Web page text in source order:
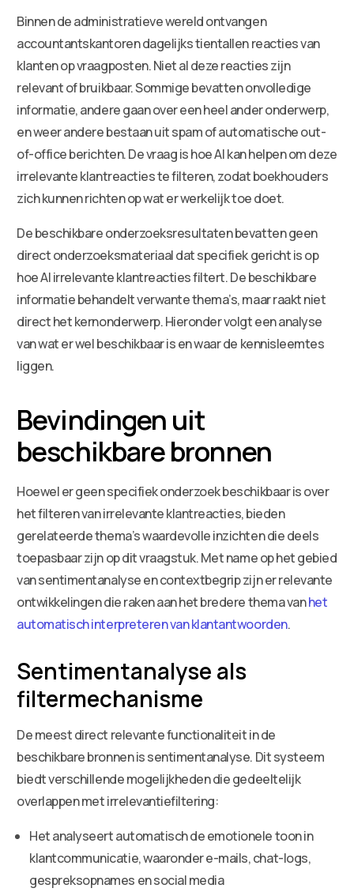
Binnen de administratieve wereld ontvangen
accountantskantoren dagelijks tientallen reacties van
klanten op vraagposten. Niet al deze reacties zijn
relevant of bruikbaar. Sommige bevatten onvolledige
informatie, andere gaan over een heel ander onderwerp,
en weer andere bestaan uit spam of automatische out-
of-office berichten. De vraag is hoe AI kan helpen om deze
irrelevante klantreacties te filteren, zodat boekhouders
zich kunnen richten op wat er werkelijk toe doet.
De beschikbare onderzoeksresultaten bevatten geen
direct onderzoeksmateriaal dat specifiek gericht is op
hoe AI irrelevante klantreacties filtert. De beschikbare
informatie behandelt verwante thema’s, maar raakt niet
direct het kernonderwerp. Hieronder volgt een analyse
van wat er wel beschikbaar is en waar de kennisleemtes
liggen.
Bevindingen uit
beschikbare bronnen
Hoewel er geen specifiek onderzoek beschikbaar is over
het filteren van irrelevante klantreacties, bieden
gerelateerde thema’s waardevolle inzichten die deels
toepasbaar zijn op dit vraagstuk. Met name op het gebied
van sentimentanalyse en contextbegrip zijn er relevante
ontwikkelingen die raken aan het bredere thema vanhet
automatisch interpreteren van klantantwoorden.
Sentimentanalyse als
filtermechanisme
De meest direct relevante functionaliteit in de
beschikbare bronnen is sentimentanalyse. Dit systeem
biedt verschillende mogelijkheden die gedeeltelijk
overlappen met irrelevantiefiltering:
Het analyseert automatisch de emotionele toon in
klantcommunicatie, waaronder e-mails, chat-logs,
gespreksopnames en social media